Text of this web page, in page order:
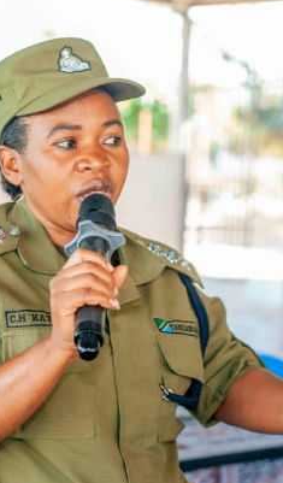
KWENYE ZAO LA
WA JUU KATIKA
MAENDELEO YA UJENZI
MSINGI WA MAISHA YA KILA
KWA KUJENGA USHINDANI
WA BIDHAA KUWA
KUONGEZA MSUKUMO WA
NAMUNGO WAOMBA
KUONDOA KERO YA USAFIRI